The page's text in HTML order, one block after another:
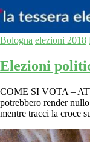
Bologna elezioni 2018
Elezioni
COME SI VOTA –
potrebbero render
mentre tracci la croce